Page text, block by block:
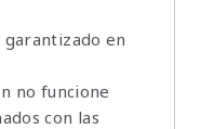
en
no funcione
con las